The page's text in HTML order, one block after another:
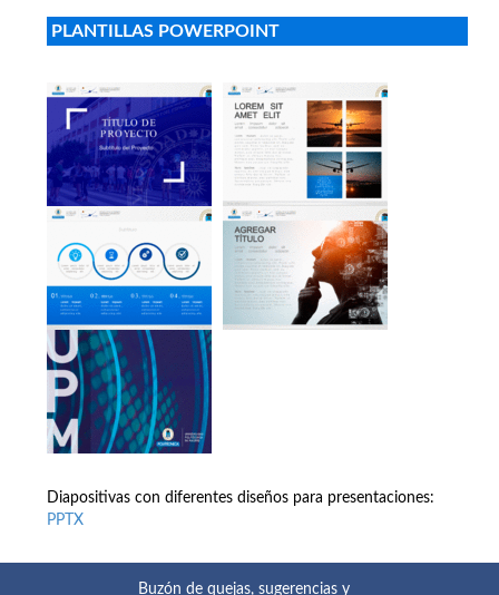
PLANTILLAS POWERPOINT
Diapositivas con diferentes diseños para presentaciones:
PPTX
Buzón de quejas, sugerencias y